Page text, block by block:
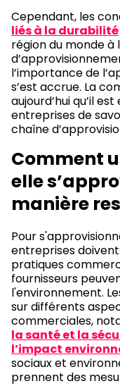
Cependant, les
liés à la durabilité
région du monde à
l’importance de
s’est accrue. La
aujourd’hui qu’il
entreprises de
chaîne
Comment
elle
manière
Pour
entreprises
pratiques
fournisseurs
l'environnement.
sur différents
commerciales,
la santé et la
l’impact
sociaux et
prennent des